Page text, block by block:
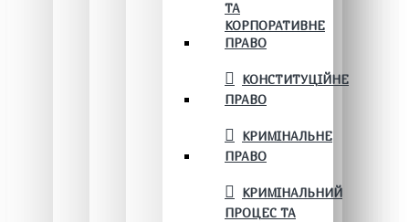
ТА
КОРПОРАТИВНЕ
ПРАВО
КОНСТИТУЦІЙНЕ
ПРАВО
КРИМІНАЛЬНЕ
ПРАВО
КРИМІНАЛЬНИЙ
ПРОЦЕС ТА